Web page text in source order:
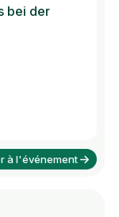
bei der
à l'événement